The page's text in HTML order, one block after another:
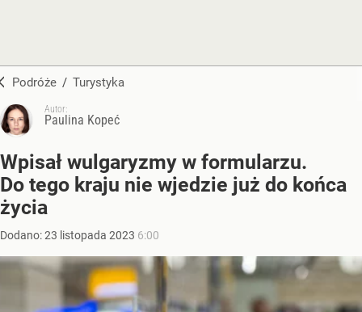
Podróże / Turystyka
Autor:
Paulina Kopeć
Wpisał wulgaryzmy w formularzu.
Do tego kraju nie wjedzie już do końca
życia
Dodano:23 listopada 2023 6:00